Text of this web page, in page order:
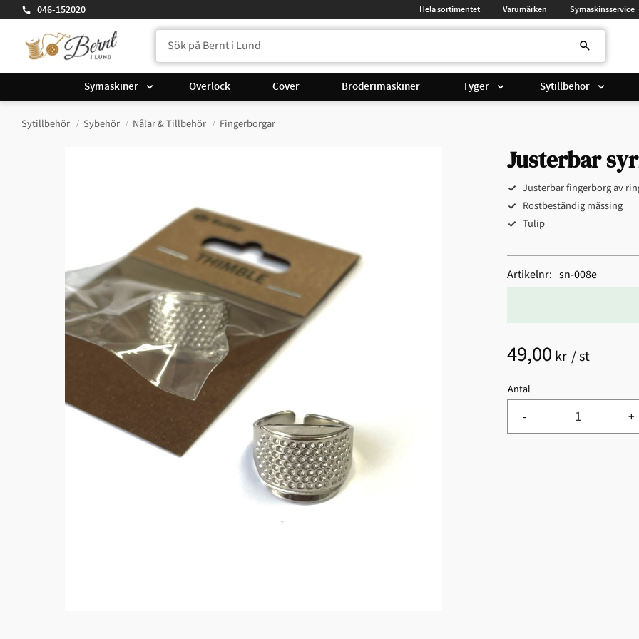
046-152020 Hela sortimentet Varumärken Symaskinsservice
Symaskiner Overlock Cover Broderimaskiner Tyger Sytillbehör
Sytillbehör Sybehör Nålar & Tillbehör Fingerborgar
Justerbar
Justerbar fingerborg av
Rostbeständig mässing
Tulip
49,00 kr /st
Antal
+
-
Artikelnr sn-008e